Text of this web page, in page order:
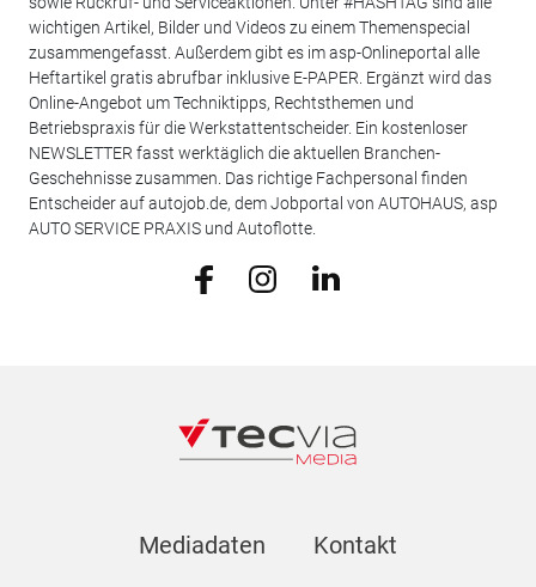
wichtigen Artikel, Bilder und Videos zu einem Themenspecial
zusammengefasst. Außerdem gibt es im asp-Onlineportal alle
Heftartikel gratis abrufbar inklusive E-PAPER. Ergänzt wird das
Online-Angebot um Techniktipps, Rechtsthemen und
Betriebspraxis für die Werkstattentscheider. Ein kostenloser
NEWSLETTER fasst werktäglich die aktuellen Branchen-
Geschehnisse zusammen. Das richtige Fachpersonal finden
Entscheider auf autojob.de, dem Jobportal von AUTOHAUS, asp
AUTO SERVICE PRAXIS und Autoflotte.
Mediadaten Kontakt